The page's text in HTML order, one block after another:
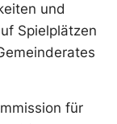
und
Spielplätzen
für